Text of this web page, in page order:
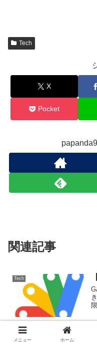
Tech
X
Pocket
関連記事
Tech
Tech
メニュー ホーム